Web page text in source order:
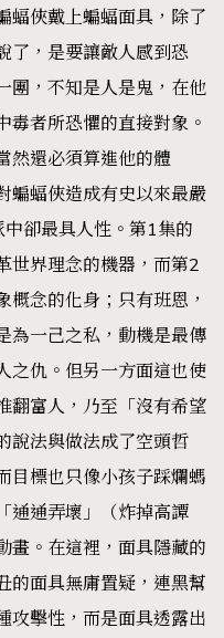
蝠俠戴上蝙蝠面具，除了
了，是要讓敵人感到恐
團，不知是人是鬼，在他
毒者所恐懼的直接對象。
然還必須算進他的體
蝙蝠俠造成有史以來最嚴
卻最具人性。第1集的
世界理念的機器，而第2
念的化身；只有班恩，
為一己之私，動機是最傳
之仇。但另一方面這也使
翻富人，乃至「沒有希望
說法與做法成了空頭哲
目標也只像小孩子踩爛螞
通通弄壞」（炸掉高譚
畫。在這裡，面具隱藏的
的面具無庸置疑，連黑幫
攻擊性，而是面具透露出